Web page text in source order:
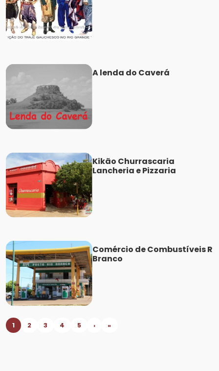
A lenda do Caverá
Kikão Churrascaria
Lancheria e Pizzaria
Comércio de Combustíveis R
Branco
1 2 3 4 5 › »